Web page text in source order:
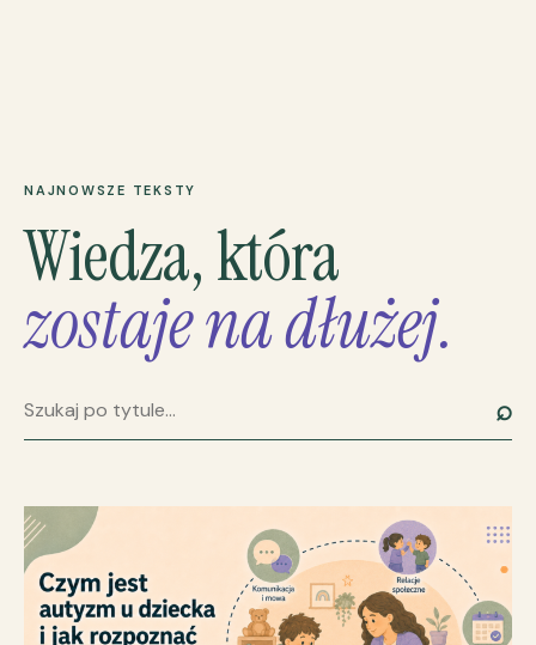
NAJNOWSZE TEKSTY
Wiedza, która
zostaje na dłużej.
Szukaj artykułu ⌕